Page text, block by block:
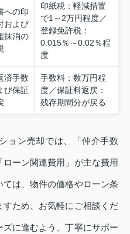
への印
および
抹消の
印紙税：軽減措置
で1～2万円程度／
登録免許税：
0.015％～0.02％程
度
済手数
び保証
手数料：数万円程
度／保証料返戻：
残存期間分が戻る
ョン売却では、「仲介手数
ーン関連費用」が主な費用
は、物件の価格やローン条
ため、お気軽にご相談くだ
に進むよう、丁寧にサポー